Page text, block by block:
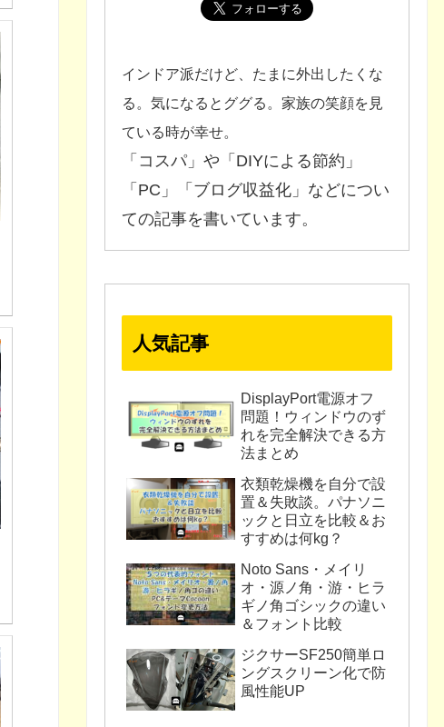
インドア派だけど、たまに外出したくな
る。気になるとググる。家族の笑顔を見
ている時が幸せ。
「コスパ」や「DIYによる節約」
「PC」「ブログ収益化」などについ
ての記事を書いています。
人気記事
DisplayPort電源オフ
問題！ウィンドウのず
れを完全解決できる方
法まとめ
衣類乾燥機を自分で設
置＆失敗談。パナソニ
ックと日立を比較＆お
すすめは何kg？
Noto Sans・メイリ
オ・源ノ角・游・ヒラ
ギノ角ゴシックの違い
＆フォント比較
ジクサーSF250簡単ロ
ングスクリーン化で防
風性能UP